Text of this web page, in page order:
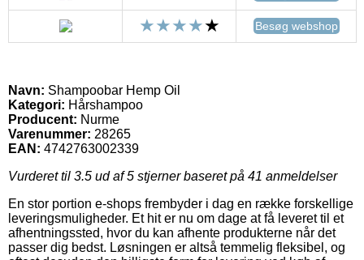
Besøg webshop
Navn: Shampoobar Hemp Oil
Kategori: Hårshampoo
Producent: Nurme
Varenummer: 28265
EAN: 4742763002339
Vurderet til 3.5 ud af 5 stjerner baseret på 41 anmeldelser
En stor portion e-shops frembyder i dag en række forskellige
leveringsmuligheder. Et hit er nu om dage at få leveret til et
afhentningssted, hvor du kan afhente produkterne når det
passer dig bedst. Løsningen er altså temmelig fleksibel, og